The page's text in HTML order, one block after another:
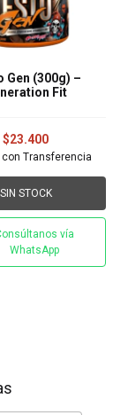
Gen (300g) –
Fit
$23.400
con Transferencia
SIN STOCK
vía
WhatsApp